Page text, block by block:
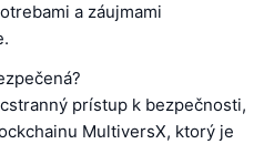
a záujmami
prístup k bezpečnosti,
MultiversX, ktorý je